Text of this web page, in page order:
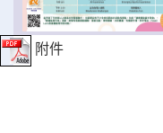
附件